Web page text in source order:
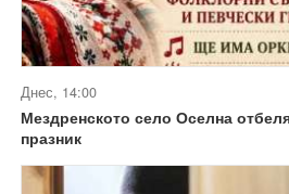
Днес, 14:00
Мездренското село Оселна
празник